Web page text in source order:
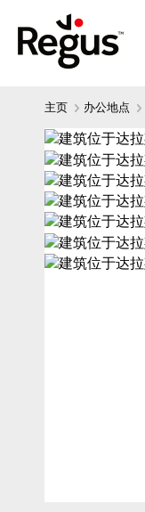
主页 办公地点